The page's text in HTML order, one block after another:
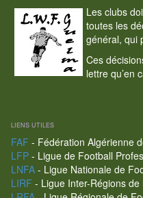
Les clubs
toutes les
général, qui
Ces
lettre qu’en
LIENS UTILES
FAF - Fédération Algérienne
LFP- Ligue de Football
LNFA- Ligue Nationale de
LIRF - Ligue Inter-Régions de